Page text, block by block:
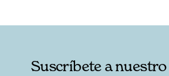
Suscríbete a